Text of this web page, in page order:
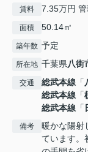
賃料 7.35万円
面積 50.14㎡
築年数 予定
所在地 千葉県八街
交通 総武本線 「
総武本線 「
総武本線 「
備考
暖かな陽射
ています。